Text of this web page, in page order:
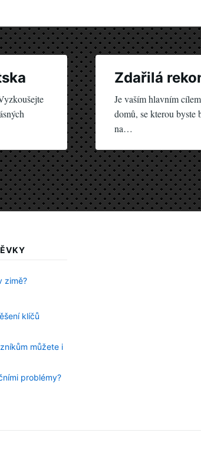
Zdařilá
Je vaším hlavním
domů, se kterou byste
na…
zimě?
klíčů
můžete i
problémy?